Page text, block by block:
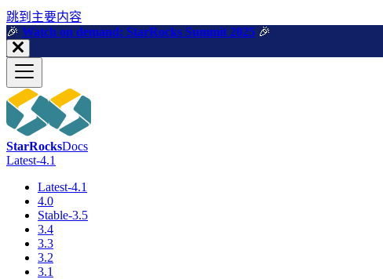
跳到主要内容
🎉️ Watch on demand: StarRocks Summit 2025 🎉️
StarRocksDocs
Latest-4.1
Latest-4.1
4.0
Stable-3.5
3.4
3.3
3.2
3.1